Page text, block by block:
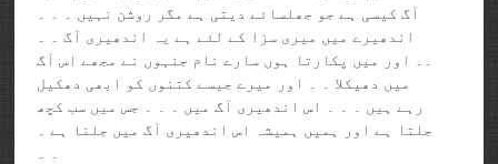
آگ کیسی ہے جو جھلسائے دیتی ہے مگر روشن نہیں ۔ ۔ ۔
اندھیرے میں میری سزا کے لئے ہے یہ اندھیری آگ ۔ ۔
۔۔ اور میں پکارتا ہوں سارے نام جنہوں نے مجھے اس آگ
میں دھیکلا ۔ ۔ اور میرے جیسے کتنوں کو ابھی دھکیل
رہے ہیں ۔ ۔ ۔ اس اندھیری آگ میں ۔ ۔ ۔ جس میں سب کچھ
جلتا ہے اور ہمیں ہمیشہ اس اندھیری آگ میں جلنا ہے ۔
۔ ۔